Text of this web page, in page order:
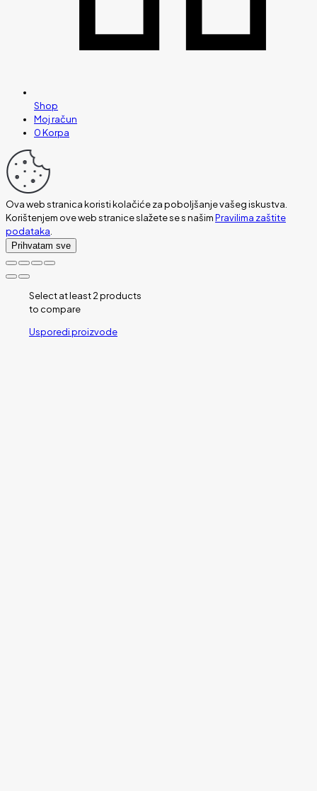
Shop
Moj račun
0Korpa
Ova web stranica koristi kolačiće za poboljšanje vašeg iskustva.
Korištenjem ove web stranice slažete se s našimPravilima zaštite
podataka.
Prihvatam sve
Select at least 2 products
to compare
Usporedi proizvode